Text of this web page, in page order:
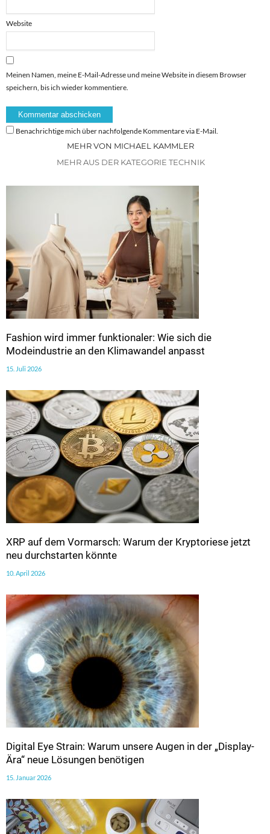
Website
Meinen Namen, meine E-Mail-Adresse und meine Website in diesem Browser
speichern, bis ich wieder kommentiere.
Benachrichtige mich über nachfolgende Kommentare via E-Mail.
MEHR VON MICHAEL KAMMLER
MEHR AUS DER KATEGORIE TECHNIK
Fashion wird immer funktionaler: Wie sich die
Modeindustrie an den Klimawandel anpasst
15. Juli 2026
XRP auf dem Vormarsch: Warum der Kryptoriese jetzt
neu durchstarten könnte
10. April 2026
Digital Eye Strain: Warum unsere Augen in der „Display-
Ära“ neue Lösungen benötigen
15. Januar 2026